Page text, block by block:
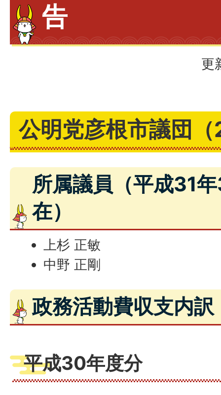
告
更
公明党彦根市議団
所属議員（平成31
在）
上杉 正敏
中野 正剛
政務活動費収支内訳
平成30年度分